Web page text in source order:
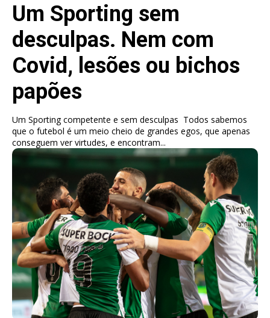
Um Sporting sem
desculpas. Nem com
Covid, lesões ou bichos
papões
Um Sporting competente e sem desculpas Todos sabemos
que o futebol é um meio cheio de grandes egos, que apenas
conseguem ver virtudes, e encontram...